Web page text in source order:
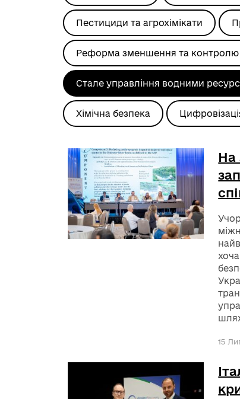
Пестициди та агрохімікати
Реформа зменшення та
Стале управління водними
Хімічна безпека
На
15